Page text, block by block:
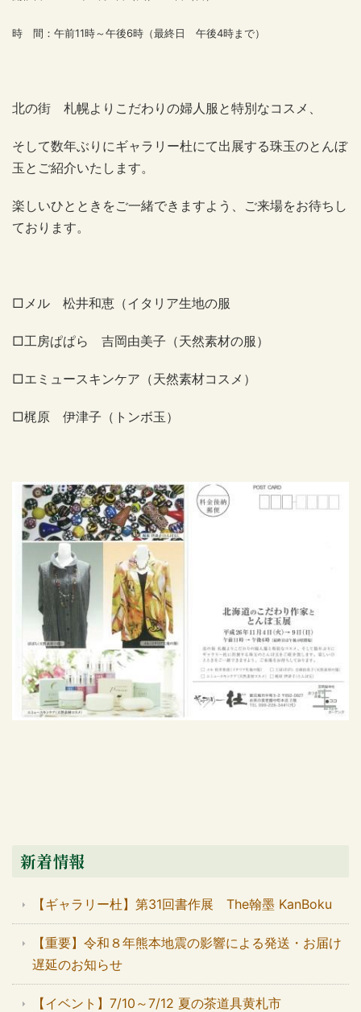
時 間：午前11時～午後6時（最終日 午後4時まで）
北の街 札幌よりこだわりの婦人服と特別なコスメ、
そして数年ぶりにギャラリー杜にて出展する珠玉のとんぼ
玉とご紹介いたします。
楽しいひとときをご一緒できますよう、ご来場をお待ちし
ております。
□メル 松井和恵（イタリア生地の服
□工房ぱぱら 吉岡由美子（天然素材の服）
□エミュースキンケア（天然素材コスメ）
□梶原 伊津子（トンボ玉）
新着情報
【ギャラリー杜】第31回書作展 The翰墨 KanBoku
【重要】令和８年熊本地震の影響による発送・お届け
遅延のお知らせ
【イベント】7/10～7/12 夏の茶道具黄札市